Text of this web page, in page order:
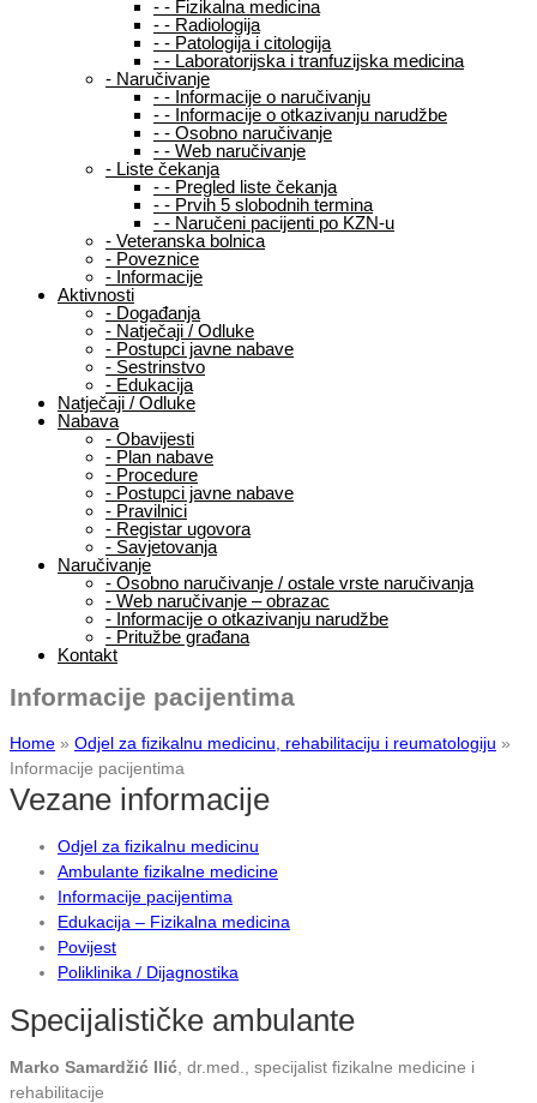
- - Fizikalna medicina
- - Radiologija
- - Patologija i citologija
- - Laboratorijska i tranfuzijska medicina
- Naručivanje
- - Informacije o naručivanju
- - Informacije o otkazivanju narudžbe
- - Osobno naručivanje
- - Web naručivanje
- Liste čekanja
- - Pregled liste čekanja
- - Prvih 5 slobodnih termina
- - Naručeni pacijenti po KZN-u
- Veteranska bolnica
- Poveznice
- Informacije
Aktivnosti
- Događanja
- Natječaji / Odluke
- Postupci javne nabave
- Sestrinstvo
- Edukacija
Natječaji / Odluke
Nabava
- Obavijesti
- Plan nabave
- Procedure
- Postupci javne nabave
- Pravilnici
- Registar ugovora
- Savjetovanja
Naručivanje
- Osobno naručivanje / ostale vrste naručivanja
- Web naručivanje – obrazac
- Informacije o otkazivanju narudžbe
- Pritužbe građana
Kontakt
Informacije pacijentima
Home » Odjel za fizikalnu medicinu, rehabilitaciju i reumatologiju »
Informacije pacijentima
Vezane informacije
Odjel za fizikalnu medicinu
Ambulante fizikalne medicine
Informacije pacijentima
Edukacija – Fizikalna medicina
Povijest
Poliklinika / Dijagnostika
Specijalističke ambulante
Marko Samardžić Ilić , dr.med., specijalist fizikalne medicine i
rehabilitacije